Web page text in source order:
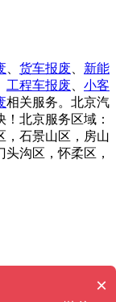
货车报废
新能
工程车报废
小客
相关服务。北京汽
北京服务区域：
，石景山区，房山
沟区，怀柔区，
×